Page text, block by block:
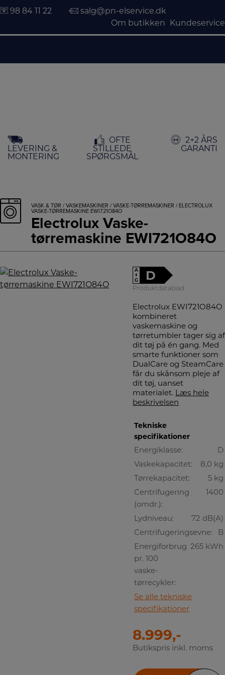
indholdet
98 84 11 22
salg@pn-elservice.dk
Om butikken
Kundeservice
LEVERING &
MONTERING
OFTE
STILLEDE
SPØRGSMÅL
2+2 ÅRS
GARANTI
VASK & TØR / VASKEMASKINER / VASKE-TØRREMASKINER / ELECTROLUX
VASKE-TØRREMASKINE EWI721O84O
Electrolux Vaske-
tørremaskine EWI721O84O
A
↑
G
D
Produktdatablad
Electrolux EWI721O84O
kombineret
vaskemaskine og
tørretumbler tager sig af
dit tøj på én gang. Med
smarte funktioner som
DualCare og SteamCare
får du skånsom pleje af
dit tøj, uanset
materialet. Læs hele
beskrivelsen
Tekniske
specifikationer
Energiklasse:
D
Vaskekapacitet:
8,0 kg
Tørrekapacitet:
5 kg
Centrifugering
(omdr.):
1400
Lydniveau:
72 dB(A)
Centrifugeringsevne:
B
Energiforbrug
pr. 100
vaske-
tørrecykler:
265 kWh
Se alle tekniske
specifikationer
8.999,-
Butikspris inkl. moms